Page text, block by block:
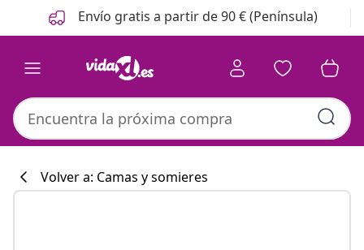
Anterior
Siguiente Envío gratis a partir de 90 € (Península)
Volver a: Camas y somieres